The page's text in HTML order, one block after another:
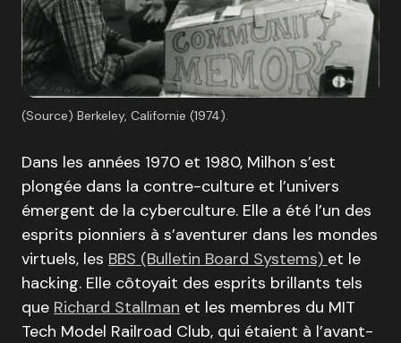
(Source) Berkeley, Californie (1974).
Dans les années 1970 et 1980, Milhon s’est
plongée dans la contre-culture et l’univers
émergent de la cyberculture. Elle a été l’un des
esprits pionniers à s’aventurer dans les mondes
virtuels, les BBS (Bulletin Board Systems) et le
hacking. Elle côtoyait des esprits brillants tels
que Richard Stallman et les membres du MIT
Tech Model Railroad Club, qui étaient à l’avant-